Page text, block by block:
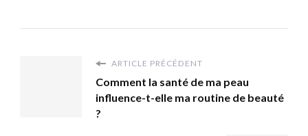
ARTICLE PRÉCÉDENT
Comment la santé de ma peau
influence-t-elle ma routine de beauté
?